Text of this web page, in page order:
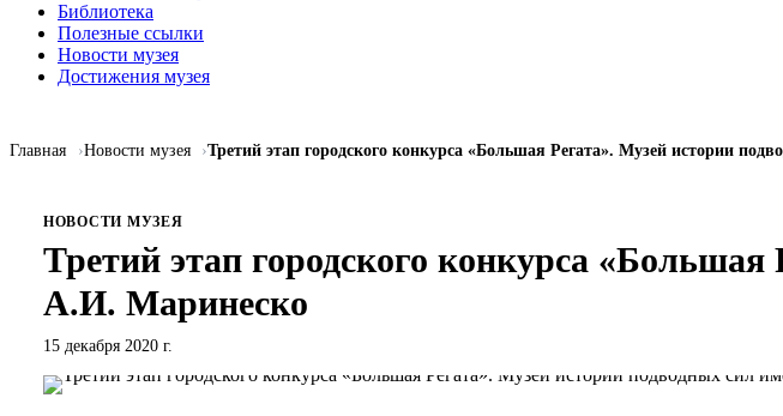
Библиотека
Полезные ссылки
Новости музея
Достижения музея
Главная Новости музея Третий этап городского конкурса «Большая Регата». Музей истории
НОВОСТИ МУЗЕЯ
Третий этап городского конкурса
А.И. Маринеско
15 декабря 2020 г.